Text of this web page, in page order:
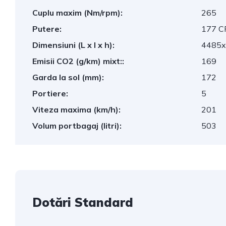
Cuplu maxim (Nm/rpm):
265
Putere:
177
Dimensiuni (L x l x h):
Emisii CO2 (g/km) mixt::
169
Garda la sol (mm):
172
Portiere:
5
Viteza maxima (km/h):
201
Volum portbagaj (litri):
503
Dotări Standard